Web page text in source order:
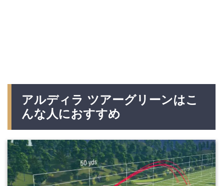
アルディラ ツアーグリーンはこ
んな人におすすめ